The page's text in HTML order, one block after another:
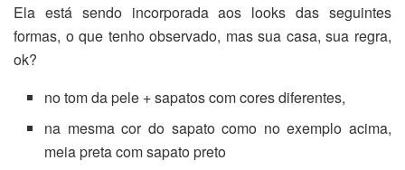
Ela está sendo incorporada aos looks das seguintes
formas, o que tenho observado, mas sua casa, sua regra,
ok?
no tom da pele + sapatos com cores diferentes,
na mesma cor do sapato como no exemplo acima,
meia preta com sapato preto